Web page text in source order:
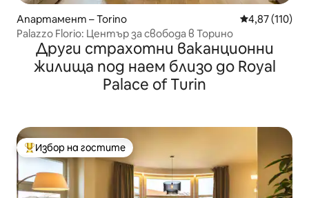
Апартамент – Torino Средна
4,87 (110)
Palazzo Florio: Център за свобода в Торино
Други страхотни ваканционни
жилища под наем близо до Royal
Palace of Turin
Най-популярен избор на гостите
Избор на гостите